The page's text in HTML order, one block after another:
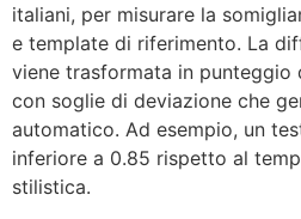
italiani, per misurare la
e template di riferimento. La
viene trasformata in punteggio
con soglie di deviazione che
automatico. Ad esempio, un
inferiore a 0.85 rispetto al
stilistica.